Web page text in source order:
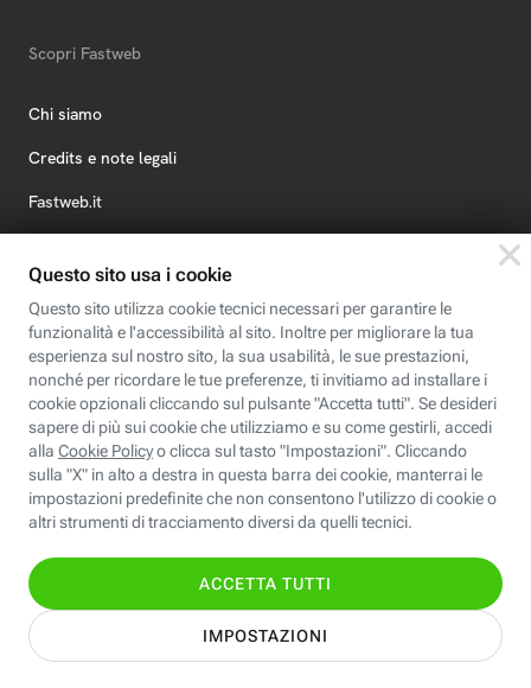
Scopri Fastweb
Chi siamo
Credits e note legali
Fastweb.it
Fastweb Digital Academy
STEP FuturAbility District
Insieme, siamo futuro
© Fastweb SpA 2026 - P.IVA 12878470157
Informativa
Privacy
Modifica
preferenze cookie